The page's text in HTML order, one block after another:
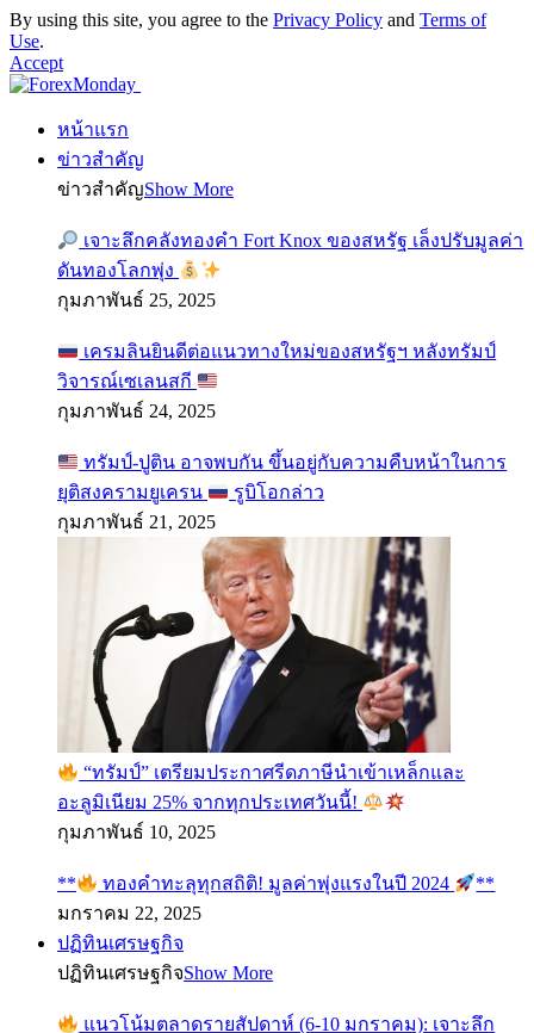
By using this site, you agree to the Privacy Policy and Terms of
Use.
Accept
หน้าแรก
ข่าวสำคัญ
ข่าวสำคัญShow More
เจาะลึกคลังทองคำ Fort Knox ของสหรัฐ เล็งปรับมูลค่า
ดันทองโลกพุ่ง
กุมภาพันธ์ 25, 2025
เครมลินยินดีต่อแนวทางใหม่ของสหรัฐฯ หลังทรัมป์
วิจารณ์เซเลนสกี
กุมภาพันธ์ 24, 2025
ทรัมป์-ปูติน อาจพบกัน ขึ้นอยู่กับความคืบหน้าในการ
ยุติสงครามยูเครน
รูบิโอกล่าว
กุมภาพันธ์ 21, 2025
“ทรัมป์” เตรียมประกาศรีดภาษีนำเข้าเหล็กและ
อะลูมิเนียม 25% จากทุกประเทศวันนี้!
กุมภาพันธ์ 10, 2025
** ทองคำทะลุทุกสถิติ! มูลค่าพุ่งแรงในปี 2024
**
มกราคม 22, 2025
ปฏิทินเศรษฐกิจ
ปฏิทินเศรษฐกิจShow More
แนวโน้มตลาดรายสัปดาห์ (6-10 มกราคม): เจาะลึก